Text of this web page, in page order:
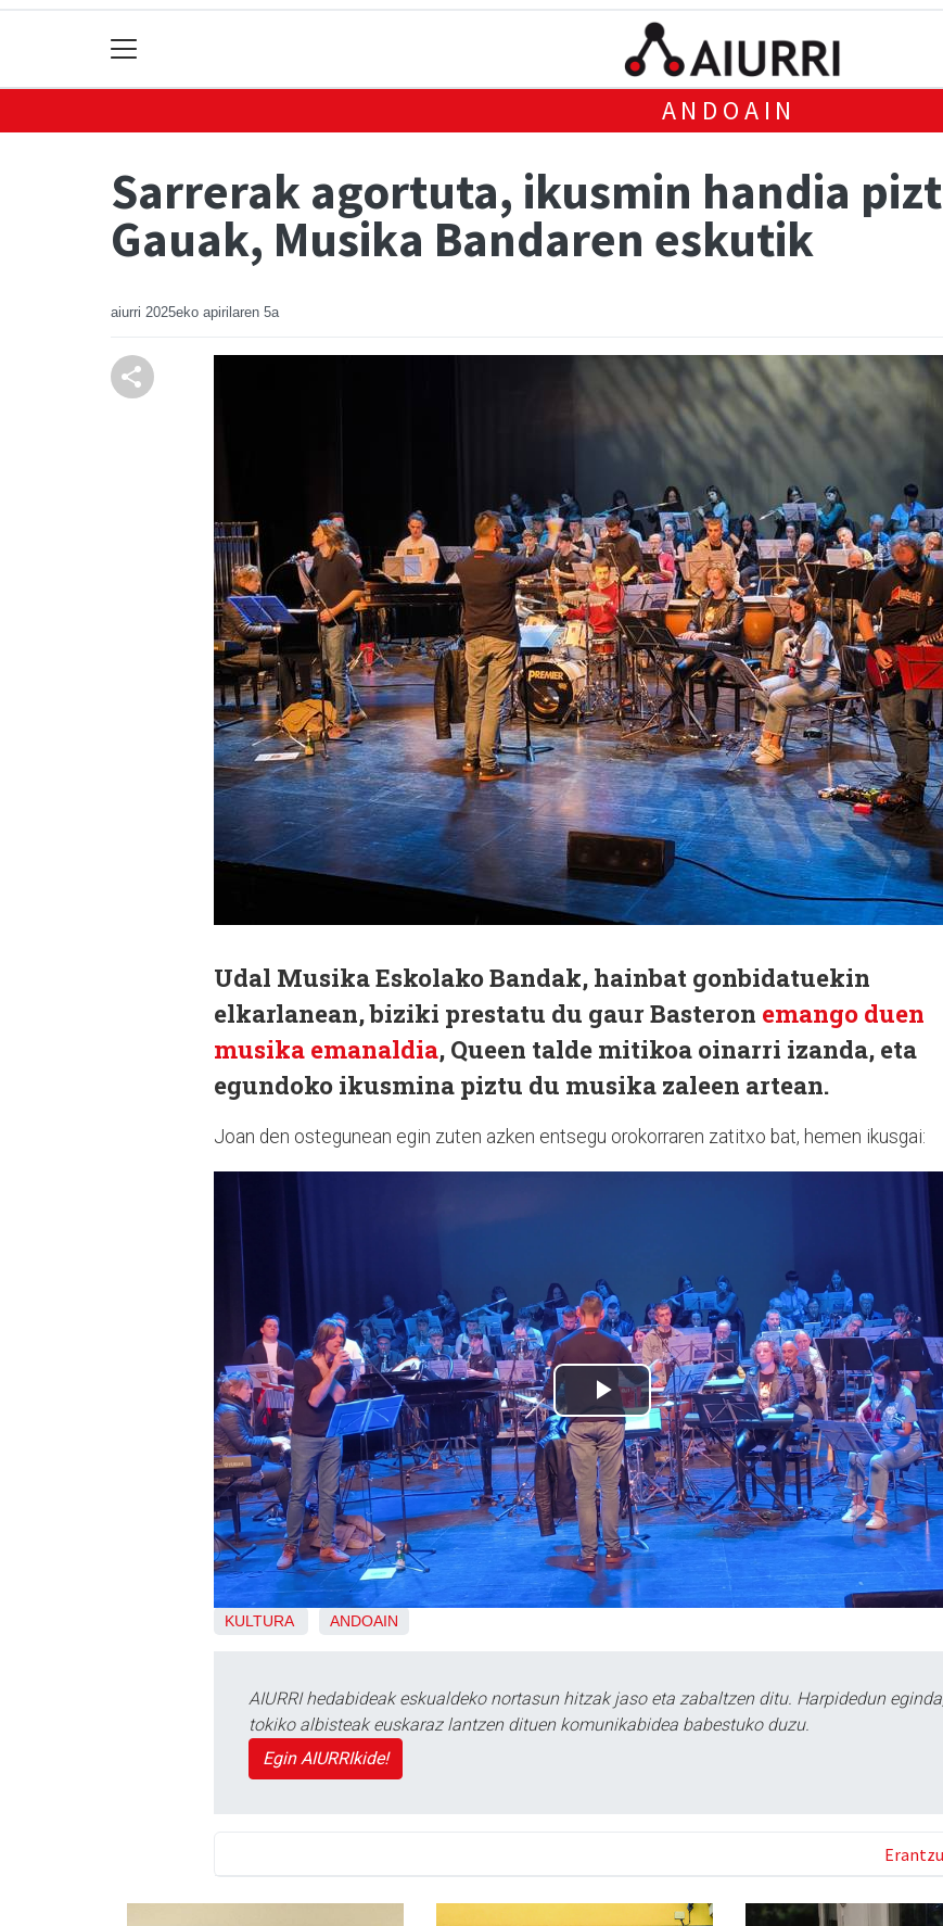
ANDOAIN
Sarrerak agortuta, ikusmin handia
Gauak, Musika Bandaren eskutik
aiurri 2025eko apirilaren 5a
Udal Musika Eskolako Bandak, hainbat gonbidatuekin
elkarlanean, biziki prestatu du gaur Basteron emango duen
musika emanaldia, Queen talde mitikoa oinarri izanda, eta
egundoko ikusmina piztu du musika zaleen artean.
Joan den ostegunean egin zuten azken entsegu orokorraren zatitxo bat, hemen ikusgai:
KULTURA ANDOAIN
AIURRI hedabideak eskualdeko nortasun hitzak jaso eta zabaltzen ditu. Harpidedun
tokiko albisteak euskaraz lantzen dituen komunikabidea babestuko duzu.
Egin AIURRIkide!